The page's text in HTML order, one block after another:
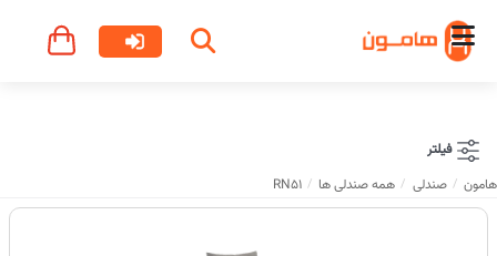
فیلتر
هامون
صندلی همه صندلی ها RN51